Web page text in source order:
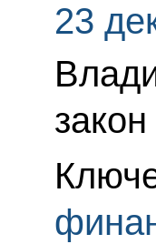
23